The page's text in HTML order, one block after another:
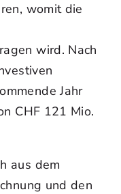
womit die
wird. Nach
Jahr
CHF 121 Mio.
aus dem
und den